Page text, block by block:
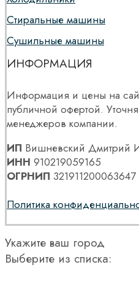
Стиральные машины
Сушильные машины
ИНФОРМАЦИЯ
Информация и цены на
публичной офертой.
менеджеров компании.
ИП Вишневский Дмитрий
ИНН 910219059165
ОГРНИП 321911200063647
Политика
Укажите ваш город
Выберите из списка: